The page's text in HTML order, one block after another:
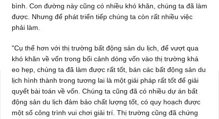
bình. Con đường này cũng có nhiều khó khăn, chúng ta đã làm
được. Nhưng để phát triển tiếp chúng ta còn rất nhiều việc
phải làm.
"Cụ thể hơn với thị trường bất động sản du lịch, để vượt qua
khó khăn về vốn trong bối cảnh dòng vốn vào thị trường khá
eo hẹp, chúng ta đã làm được rất tốt, bán các bất động sản du
lịch hình thành trong tương lai là một giải pháp rất tốt để giải
quyết bài toán về vốn. Chúng ta cũng đã có nhiều dự án bất
động sản du lịch đảm bảo chất lượng tốt, có quy hoạch được
một số công trình vui chơi giải trí. Thị trường cũng đã chứng